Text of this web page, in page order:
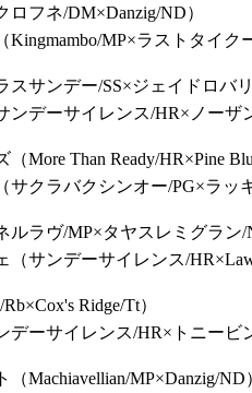
ロフネ/DM×Danzig/ND）
（Kingmambo/MP×ラストタイク
スサンデー/SS×ジェイドロバ
ンデーサイレンス/HR×ノーザ
（More Than Ready/HR×Pine
サクラバクシンオー/PG×ラッ
ルラヴ/MP×タヤスレミグラン
（サンデーサイレンス/
Rb×Cox's Ridge/Tt）
デーサイレンス/HR×トニービ
（Machiavellian/MP×Danzig/ND